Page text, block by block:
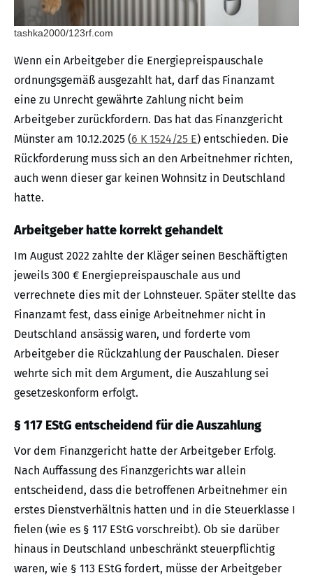
tashka2000/123rf.com
Wenn ein Arbeitgeber die Energiepreispauschale
ordnungsgemäß ausgezahlt hat, darf das Finanzamt
eine zu Unrecht gewährte Zahlung nicht beim
Arbeitgeber zurückfordern. Das hat das Finanzgericht
Münster am 10.12.2025 (6 K 1524/25 E) entschieden. Die
Rückforderung muss sich an den Arbeitnehmer richten,
auch wenn dieser gar keinen Wohnsitz in Deutschland
hatte.
Arbeitgeber hatte korrekt gehandelt
Im August 2022 zahlte der Kläger seinen Beschäftigten
jeweils 300 € Energiepreispauschale aus und
verrechnete dies mit der Lohnsteuer. Später stellte das
Finanzamt fest, dass einige Arbeitnehmer nicht in
Deutschland ansässig waren, und forderte vom
Arbeitgeber die Rückzahlung der Pauschalen. Dieser
wehrte sich mit dem Argument, die Auszahlung sei
gesetzeskonform erfolgt.
§ 117 EStG entscheidend für die Auszahlung
Vor dem Finanzgericht hatte der Arbeitgeber Erfolg.
Nach Auffassung des Finanzgerichts war allein
entscheidend, dass die betroffenen Arbeitnehmer ein
erstes Dienstverhältnis hatten und in die Steuerklasse I
fielen (wie es § 117 EStG vorschreibt). Ob sie darüber
hinaus in Deutschland unbeschränkt steuerpflichtig
waren, wie § 113 EStG fordert, müsse der Arbeitgeber